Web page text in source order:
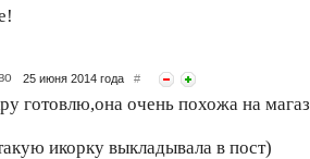
25 июня 2014 года #
готовлю,она очень похожа на
икорку выкладывала в пост)